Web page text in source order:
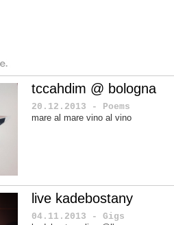
tccahdim @ bologna
20.12.2013 - Poems
mare al mare vino al vino
live kadebostany
04.11.2013 - Gigs